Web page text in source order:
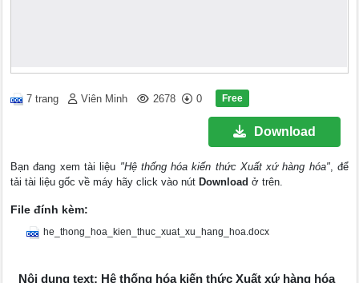
7 trang Viên Minh 2678 0 Free
Download
Bạn đang xem tài liệu "Hệ thống hóa kiến thức Xuất xứ hàng hóa", để
tải tài liệu gốc về máy hãy click vào nút Download ở trên.
File đính kèm:
he_thong_hoa_kien_thuc_xuat_xu_hang_hoa.docx
Nội dung text: Hệ thống hóa kiến thức Xuất xứ hàng hóa